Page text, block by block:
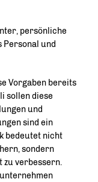
persönliche
Personal und
Vorgaben bereits
sollen diese
und
sind ein
bedeutet nicht
sondern
zu verbessern.